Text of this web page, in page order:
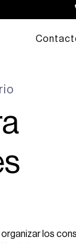
los